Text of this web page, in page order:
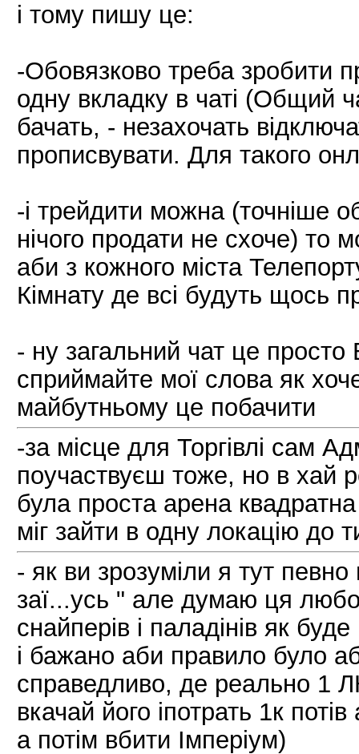
і тому пишу це:
-Обовязково треба зробити
одну вкладку в чаті (Общий
бачать, - незахочать
прописвувати. Для такого
-і трейдити можна (точніше
нічого продати не схоче) то
аби з кожного міста
Кімнату де всі будуть щось
- ну загальний чат це
сприймайте мої слова як
майбутньому це побачити
-за місце для Торгівлі сам
поучаствуєш тоже, но в хай
була проста арена квадратна
міг зайти в одну локацію до
- як ви зрозуміли я тут
заї...усь " але думаю ця
снайперів і паладінів як
і бажано аби правило було
справедливо, де реально 1
вкачай його іпотрать 1к
а потім вбити Імперіум)